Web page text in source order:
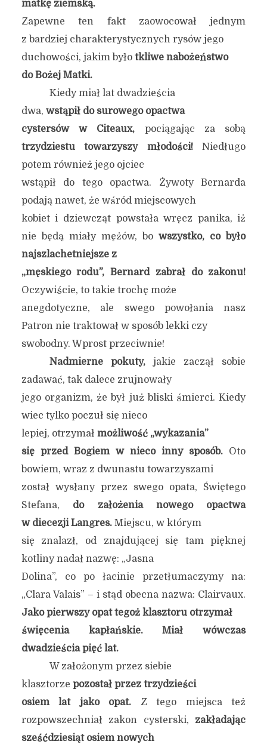
matkę ziemską.
Zapewne ten fakt zaowocował jednym
z bardziej charakterystycznych rysów jego
duchowości, jakim było tkliwe nabożeństwo
do Bożej Matki.
Kiedy miał lat dwadzieścia
dwa, wstąpił do surowego opactwa
cystersów w Citeaux, pociągając za sobą
trzydziestu towarzyszy młodości!Niedługo
potem również jego ojciec
wstąpił do tego opactwa. Żywoty Bernarda
podają nawet, że wśród miejscowych
kobiet i dziewcząt powstała wręcz panika, iż
nie będą miały mężów, bowszystko, co było
najszlachetniejsze z
„męskiego rodu”, Bernard zabrał do zakonu!
Oczywiście, to takie trochę może
anegdotyczne, ale swego powołania nasz
Patron nie traktował w sposób lekki czy
swobodny. Wprost przeciwnie!
Nadmierne pokuty, jakie zaczął sobie
zadawać, tak dalece zrujnowały
jego organizm, że był już bliski śmierci. Kiedy
wiec tylko poczuł się nieco
lepiej, otrzymał możliwość „wykazania”
się przed Bogiem w nieco inny sposób. Oto
bowiem, wraz z dwunastu towarzyszami
został wysłany przez swego opata, Świętego
Stefana, do założenia nowego opactwa
w diecezji Langres.Miejscu, w którym
się znalazł, od znajdującej się tam pięknej
kotliny nadał nazwę: „Jasna
Dolina”, co po łacinie przetłumaczymy na:
„Clara Valais” – i stąd obecna nazwa: Clairvaux.
Jako pierwszy opat tegoż klasztoru otrzymał
święcenia kapłańskie. Miał wówczas
dwadzieścia pięć lat.
W założonym przez siebie
klasztorze pozostał przez trzydzieści
osiem lat jako opat. Z tego miejsca też
rozpowszechniał zakon cysterski, zakładając
sześćdziesiąt osiem nowych